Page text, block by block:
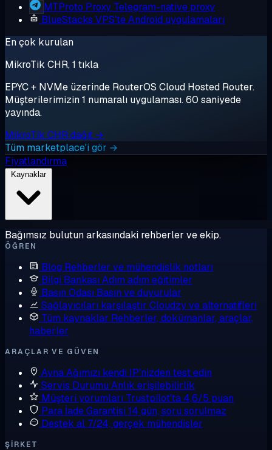
MTProto Proxy Telegram-native proxy
BlueStacks VPS'te Android uygulamaları
En çok kurulan
MikroTik CHR, 1 tıkla
EPYC + NVMe üzerinde RouterOS Cloud Hosted Router.
Müşterilerimizin 1 numaralı uygulaması. 60 saniyede
yayında.
MikroTik CHR dağıt →
Tüm marketplace'i gör →
Fiyatlandırma
Kaynaklar
Bağımsız bulutun arkasındaki rehberler ve ekip.
ÖĞREN
Blog Rehberler ve mühendislik notları
Bilgi Bankası Adım adım eğitimler
Basın Odası Basın ve duyurular
Sağlayıcıları karşılaştır Cloudzy ve alternatifleri
Tüm kaynaklar Rehberler, dokümanlar, araçlar,
haberler
ARAÇLAR VE GÜVEN
AynaAğımızı kendi IP'nizden test edin
Servis Durumu Anlık erişilebilirlik
Müşteri yorumları Trustpilot'ta 4,6/5 puan
Para İade Garantisi 14 gün, soru sorulmaz
Destek al 7/24, gerçek mühendisler
ŞIRKET